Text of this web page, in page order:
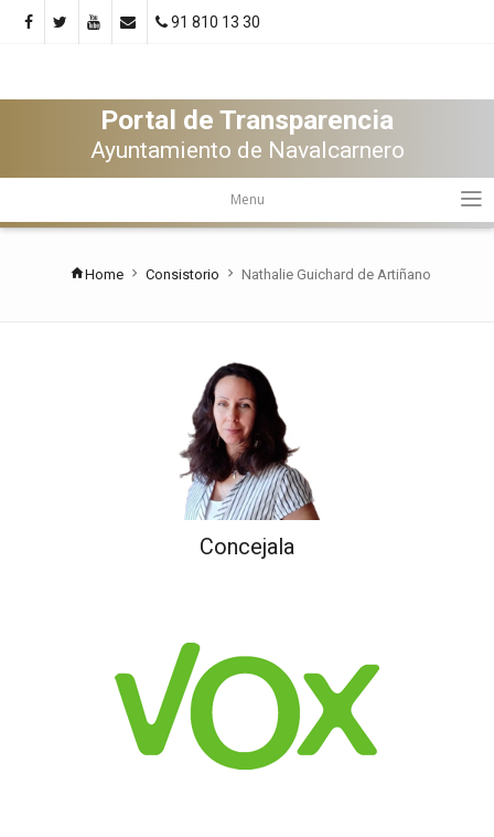
91 810 13 30
Portal de Transparencia
Ayuntamiento de Navalcarnero
Menu
Home Consistorio Nathalie Guichard de Artiñano
Concejala